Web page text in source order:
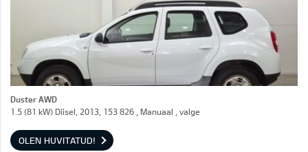
Duster AWD
1.5 (81 kW) Diisel, 2013, 153 826 , Manuaal , valge
OLEN HUVITATUD!